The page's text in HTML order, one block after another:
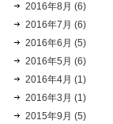
2016年8月 (6)
2016年7月 (6)
2016年6月 (5)
2016年5月 (6)
2016年4月 (1)
2016年3月 (1)
2015年9月 (5)